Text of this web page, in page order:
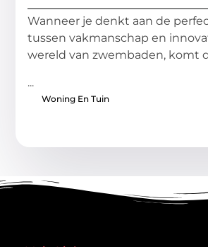
Wanneer je denkt aan de
tussen vakmanschap en
wereld van zwembaden, komt
...
Woning En Tuin